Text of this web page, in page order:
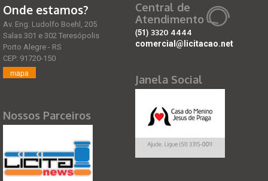
Onde estamos?
Av. Eng. Ludolfo Boehl, 205
Salas 301 e 302 Teresópolis
Porto Alegre - RS
CEP: 91720-150
mapa
Nossos Parceiros
Central de
Atendimento
(51) 3320 4444
comercial@licitacao.net
Janela Social